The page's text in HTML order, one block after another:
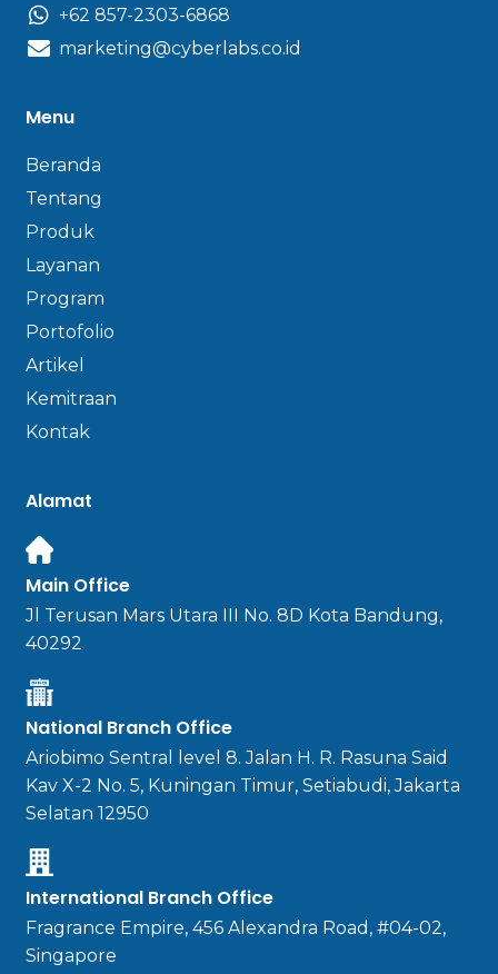
+62 857-2303-6868
marketing@cyberlabs.co.id
Menu
Beranda
Tentang
Produk
Layanan
Program
Portofolio
Artikel
Kemitraan
Kontak
Alamat
Main Office
Jl Terusan Mars Utara III No. 8D Kota Bandung,
40292
National Branch Office
Ariobimo Sentral level 8. Jalan H. R. Rasuna Said
Kav X-2 No. 5, Kuningan Timur, Setiabudi, Jakarta
Selatan 12950
International Branch Office
Fragrance Empire, 456 Alexandra Road, #04-02,
Singapore